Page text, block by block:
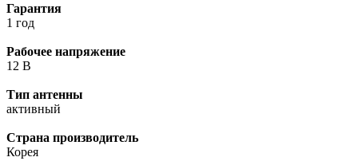
Гарантия
1 год
Рабочее напряжение
12 В
Тип антенны
активный
Страна производитель
Корея